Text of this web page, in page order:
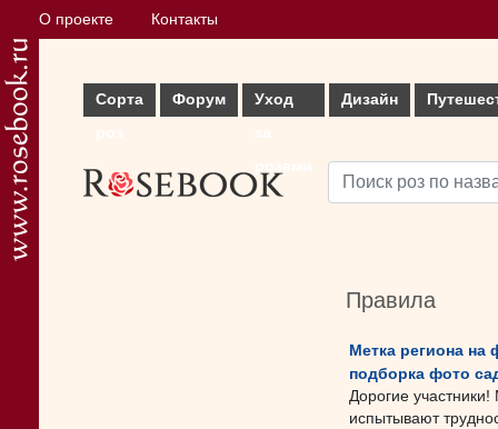
О проекте Контакты
Сорта
Форум
Уход
Дизайн
Правила
Метка региона на
подборка фото
Дорогие
испытывают